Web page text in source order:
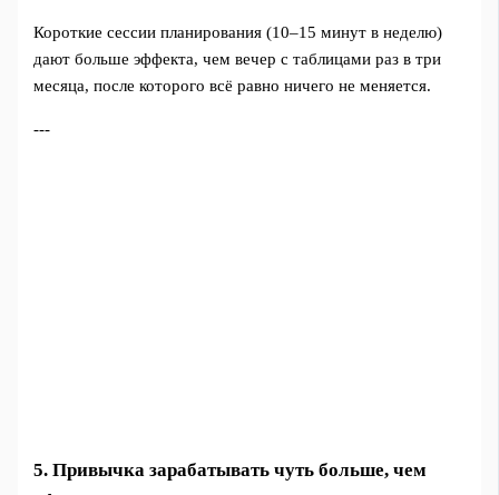
Короткие сессии планирования (10–15 минут в неделю)
дают больше эффекта, чем вечер с таблицами раз в три
месяца, после которого всё равно ничего не меняется.
---
5. Привычка зарабатывать чуть больше, чем